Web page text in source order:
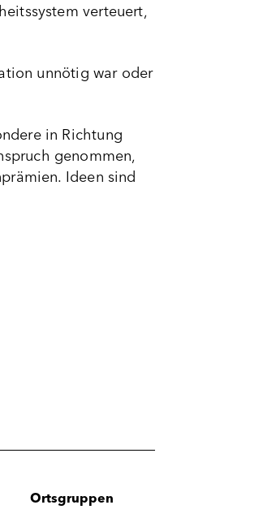
verteuert,
unnötig war oder
in Richtung
genommen,
Ideen sind
Ortsgruppen